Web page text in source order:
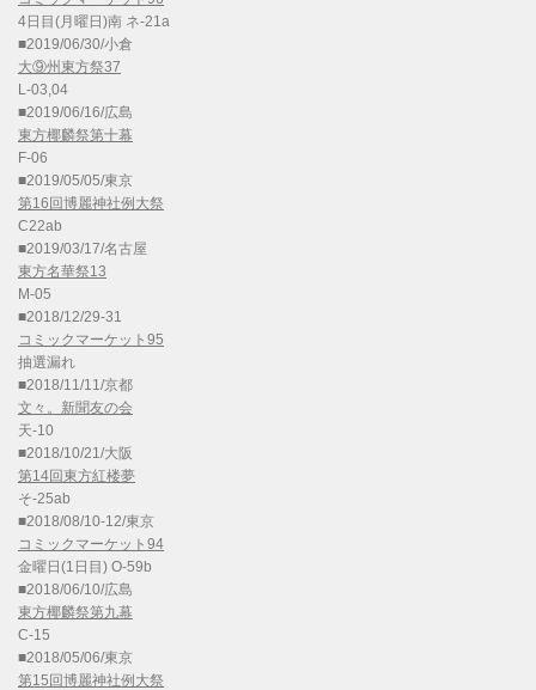
4日目(月曜日)南 ネ-21a
■2019/06/30/小倉
大⑨州東方祭37
L-03,04
■2019/06/16/広島
東方椰麟祭第十幕
F-06
■2019/05/05/東京
第16回博麗神社例大祭
C22ab
■2019/03/17/名古屋
東方名華祭13
M-05
■2018/12/29-31
コミックマーケット95
抽選漏れ
■2018/11/11/京都
文々。新聞友の会
天-10
■2018/10/21/大阪
第14回東方紅楼夢
そ-25ab
■2018/08/10-12/東京
コミックマーケット94
金曜日(1日目) O-59b
■2018/06/10/広島
東方椰麟祭第九幕
C-15
■2018/05/06/東京
第15回博麗神社例大祭